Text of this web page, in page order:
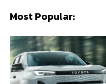
Most Popular: